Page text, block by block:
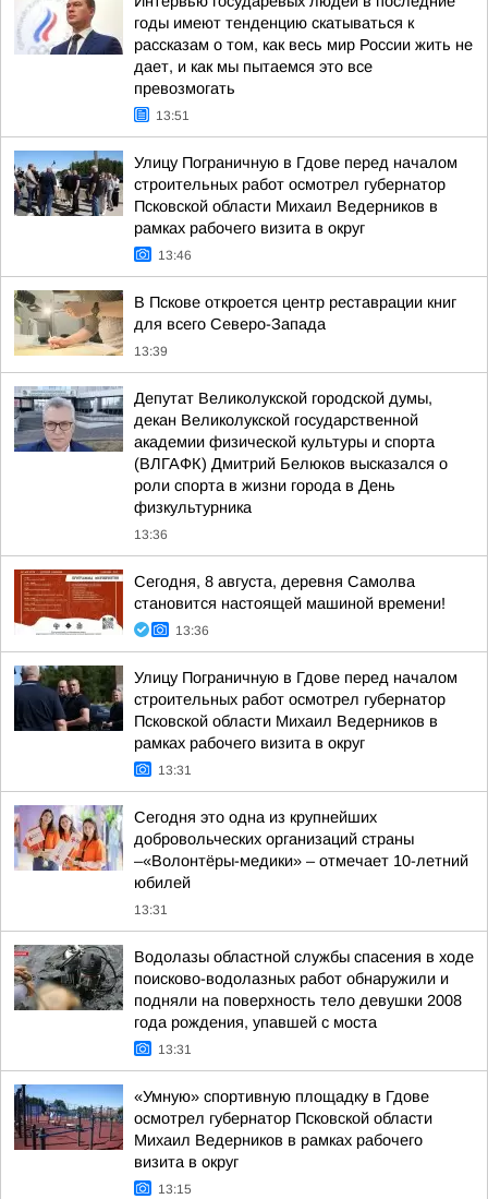
годы имеют тенденцию скатываться к
рассказам о том, как весь мир России жить не
дает, и как мы пытаемся это все
превозмогать
13:51
Улицу Пограничную в Гдове перед началом
строительных работ осмотрел губернатор
Псковской области Михаил Ведерников в
рамках рабочего визита в округ
13:46
В Пскове откроется центр реставрации книг
для всего Северо-Запада
13:39
Депутат Великолукской городской думы,
декан Великолукской государственной
академии физической культуры и спорта
(ВЛГАФК) Дмитрий Белюков высказался о
роли спорта в жизни города в День
физкультурника
13:36
Сегодня, 8 августа, деревня Самолва
становится настоящей машиной времени!
13:36
Улицу Пограничную в Гдове перед началом
строительных работ осмотрел губернатор
Псковской области Михаил Ведерников в
рамках рабочего визита в округ
13:31
Сегодня это одна из крупнейших
добровольческих организаций страны
–«Волонтёры-медики» – отмечает 10-летний
юбилей
13:31
Водолазы областной службы спасения в ходе
поисково-водолазных работ обнаружили и
подняли на поверхность тело девушки 2008
года рождения, упавшей с моста
13:31
«Умную» спортивную площадку в Гдове
осмотрел губернатор Псковской области
Михаил Ведерников в рамках рабочего
визита в округ
13:15